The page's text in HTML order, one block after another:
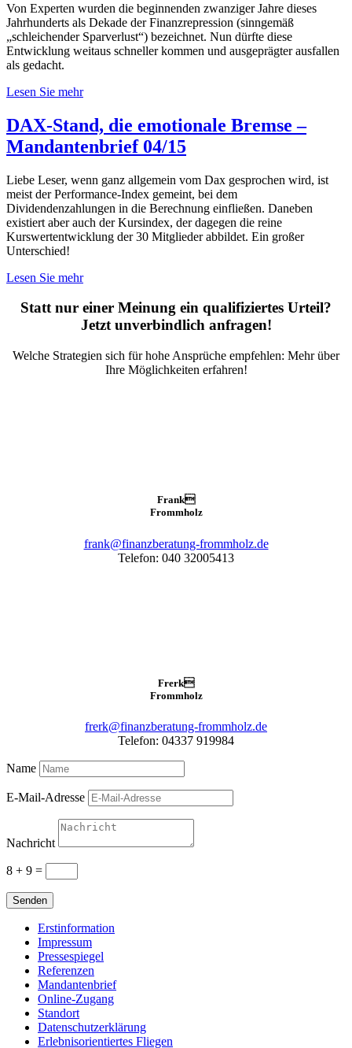
Von Experten wurden die beginnenden zwanziger Jahre dieses
Jahrhunderts als Dekade der Finanzrepression (sinngemäß
„schleichender Sparverlust“) bezeichnet. Nun dürfte diese
Entwicklung weitaus schneller kommen und ausgeprägter ausfallen
als gedacht.
Lesen Sie mehr
DAX-Stand, die emotionale Bremse –
Mandantenbrief 04/15
Liebe Leser, wenn ganz allgemein vom Dax gesprochen wird, ist
meist der Performance-Index gemeint, bei dem
Dividendenzahlungen in die Berechnung einfließen. Daneben
existiert aber auch der Kursindex, der dagegen die reine
Kurswertentwicklung der 30 Mitglieder abbildet. Ein großer
Unterschied!
Lesen Sie mehr
Statt nur einer Meinung ein qualifiziertes Urteil?
Jetzt unverbindlich anfragen!
Welche Strategien sich für hohe Ansprüche empfehlen: Mehr über
Ihre Möglichkeiten erfahren!
Frank
Frommholz
frank@finanzberatung-frommholz.de
Telefon: 040 32005413
Frerk
Frommholz
frerk@finanzberatung-frommholz.de
Telefon: 04337 919984
Name
E-Mail-Adresse
Nachricht
8 + 9 =
Senden
Erstinformation
Impressum
Pressespiegel
Referenzen
Mandantenbrief
Online-Zugang
Standort
Datenschutzerklärung
Erlebnisorientiertes Fliegen